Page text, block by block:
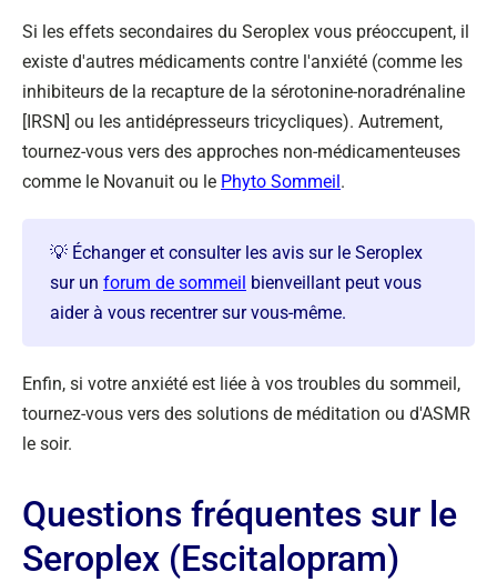
Si les effets secondaires du Seroplex vous préoccupent, il
existe d'autres médicaments contre l'anxiété (comme les
inhibiteurs de la recapture de la sérotonine-noradrénaline
[IRSN] ou les antidépresseurs tricycliques). Autrement,
tournez-vous vers des approches non-médicamenteuses
comme le Novanuit ou le Phyto Sommeil .
💡 Échanger et consulter les avis sur le Seroplex
sur un forum de sommeil bienveillant peut vous
aider à vous recentrer sur vous-même.
Enfin, si votre anxiété est liée à vos troubles du sommeil,
tournez-vous vers des solutions de méditation ou d'ASMR
le soir.
Questions fréquentes sur le
Seroplex (Escitalopram)